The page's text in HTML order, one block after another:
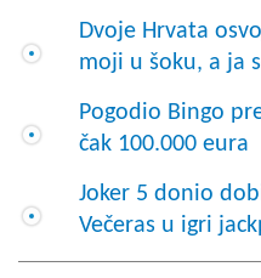
Dvoje Hrvata
moji u šoku, a ja
Pogodio Bingo
čak 100.000 eura
Joker 5 donio
Večeras u igri